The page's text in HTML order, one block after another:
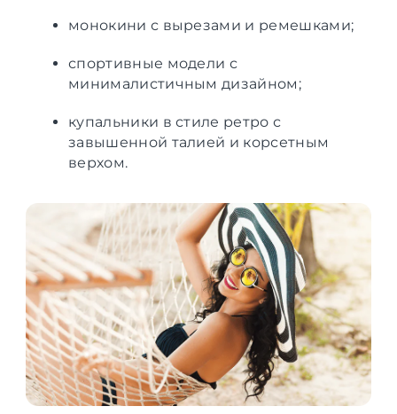
монокини с вырезами и ремешками;
спортивные модели с
минималистичным дизайном;
купальники в стиле ретро с
завышенной талией и корсетным
верхом.